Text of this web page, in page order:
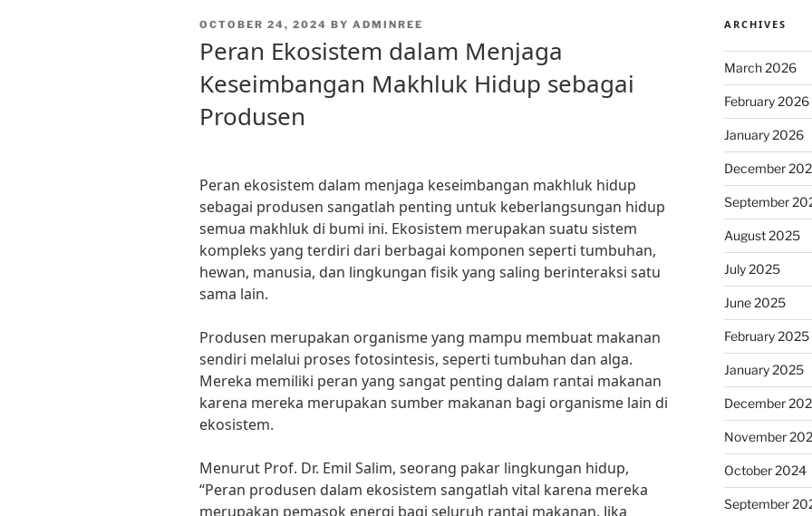
POSTED
OCTOBER 24, 2024 BY ADMINREE
Peran Ekosistem dalam Menjaga
Keseimbangan Makhluk Hidup sebagai
Produsen
Peran ekosistem dalam menjaga keseimbangan makhluk hidup
sebagai produsen sangatlah penting untuk keberlangsungan hidup
semua makhluk di bumi ini. Ekosistem merupakan suatu sistem
kompleks yang terdiri dari berbagai komponen seperti tumbuhan,
hewan, manusia, dan lingkungan fisik yang saling berinteraksi satu
sama lain.
Produsen merupakan organisme yang mampu membuat makanan
sendiri melalui proses fotosintesis, seperti tumbuhan dan alga.
Mereka memiliki peran yang sangat penting dalam rantai makanan
karena mereka merupakan sumber makanan bagi organisme lain di
ekosistem.
Menurut Prof. Dr. Emil Salim, seorang pakar lingkungan hidup,
“Peran produsen dalam ekosistem sangatlah vital karena mereka
merupakan pemasok energi bagi seluruh rantai makanan. Jika
ARCHIVES
March 2026
February 2026
January 2026
December
September
August 2025
July 2025
June 2025
February 2025
January 2025
December
November
October 2024
September